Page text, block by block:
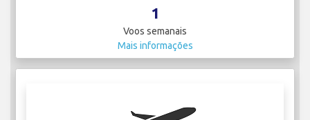
1
Voos semanais
Mais informações